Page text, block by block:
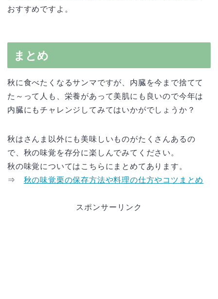
おすすめですよ。
まとめ
秋に食べたくなるサンマですが、内臓を今まで捨てて
た～って人も、栄養があって美肌にも良いので今年は
内臓にもチャレンジしてみてはいかがでしょうか？
秋はさんま以外にも美味しいものがたくさんあるの
で、秋の味覚を存分に楽しんでみてください。
秋の味覚についてはこちらにまとめてあります。
⇒ 秋の味覚栗の保存方法や料理の仕方やコツまとめ
スポンサーリンク